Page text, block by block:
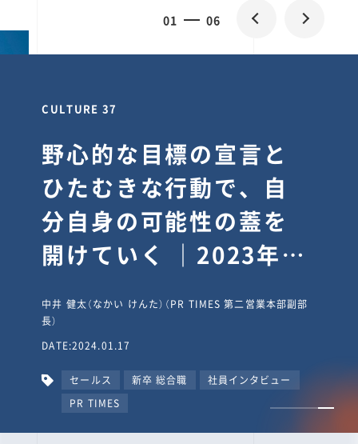
0 06
CULTURE 30
逆境では自分のスタン
スを変え“予想を裏切
り、期待を超える”【真
輔塾・前編】
山田真輔（やまだ しんすけ）（執行役員 兼 Jooto事業部
長）
DATE:2023.09.08
カルチャー CxO キャリア入社 Jooto